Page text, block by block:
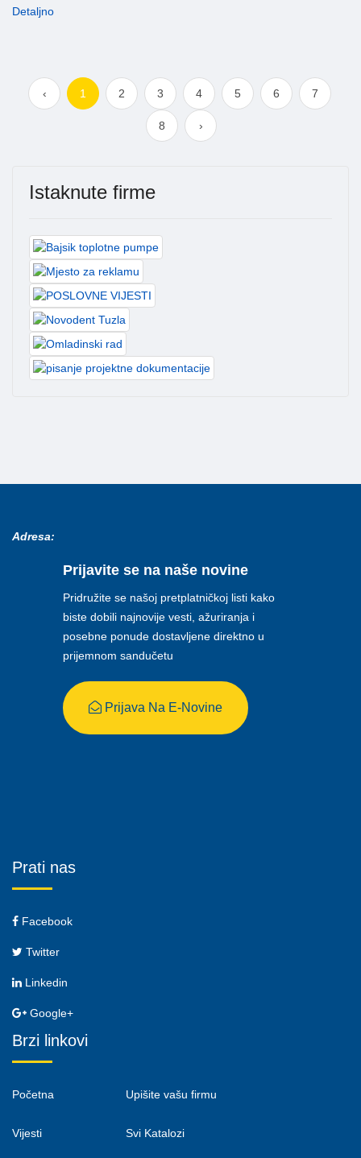
Detaljno
‹ 1 2 3 4 5 6 7
8 ›
Istaknute firme
Adresa:
Prijavite se na naše novine
Pridružite se našoj pretplatničkoj listi kako
biste dobili najnovije vesti, ažuriranja i
posebne ponude dostavljene direktno u
prijemnom sandučetu
Prijava Na E-Novine
Prati nas
Facebook
Twitter
Linkedin
Google+
Brzi linkovi
Početna
Vijesti
Upišite vašu firmu
Svi Katalozi